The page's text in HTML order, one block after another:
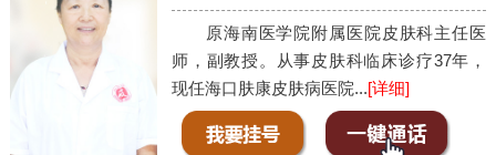
原海南医学院附属医院皮肤科主任医
师，副教授。从事皮肤科临床诊疗37年，
现任海口肤康皮肤病医院...[详细]